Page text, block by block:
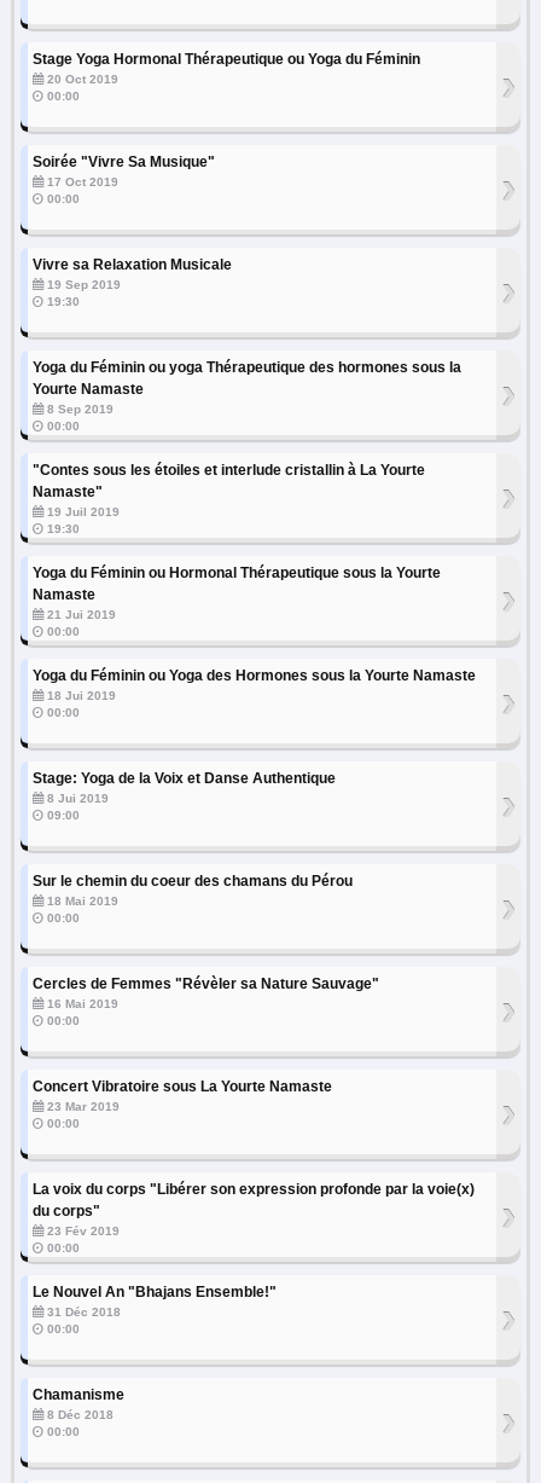
Stage Yoga Hormonal Thérapeutique ou Yoga du Féminin
20 Oct 2019
00:00
›
Soirée "Vivre Sa Musique"
17 Oct 2019
00:00
›
Vivre sa Relaxation Musicale
19 Sep 2019
19:30
›
Yoga du Féminin ou yoga Thérapeutique des hormones sous la
Yourte Namaste
8 Sep 2019
00:00
›
"Contes sous les étoiles et interlude cristallin à La Yourte
Namaste"
19 Juil 2019
19:30
›
Yoga du Féminin ou Hormonal Thérapeutique sous la Yourte
Namaste
21 Jui 2019
00:00
›
Yoga du Féminin ou Yoga des Hormones sous la Yourte Namaste
18 Jui 2019
00:00
›
Stage: Yoga de la Voix et Danse Authentique
8 Jui 2019
09:00
›
Sur le chemin du coeur des chamans du Pérou
18 Mai 2019
00:00
›
Cercles de Femmes "Révèler sa Nature Sauvage"
16 Mai 2019
00:00
›
Concert Vibratoire sous La Yourte Namaste
23 Mar 2019
00:00
›
La voix du corps "Libérer son expression profonde par la voie(x)
du corps"
23 Fév 2019
00:00
›
Le Nouvel An "Bhajans Ensemble!"
31 Déc 2018
00:00
›
Chamanisme
8 Déc 2018
00:00
›